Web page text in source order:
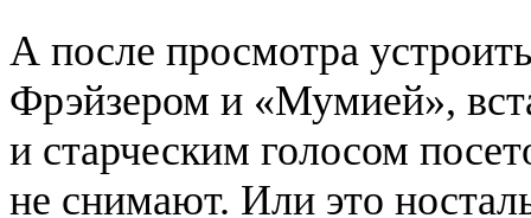
А после просмотра
Фрэйзером и «Мумией»,
и старческим голосом
не снимают. Или это